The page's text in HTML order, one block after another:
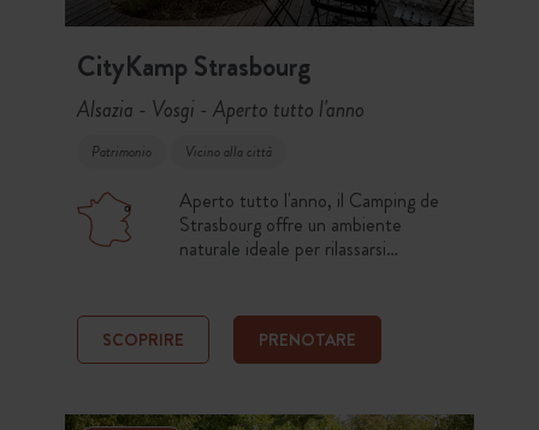
CityKamp Strasbourg
Alsazia - Vosgi - Aperto tutto l'anno
Patrimonio Vicino alla città
Aperto tutto l'anno, il Camping de
Strasbourg offre un ambiente
naturale ideale per rilassarsi
fiume, accedete facilmente al centro
grazie alle piste ciclabili, ai trasporti
pubblici e alla stazione nelle
SCOPRIRE PRENOTARE